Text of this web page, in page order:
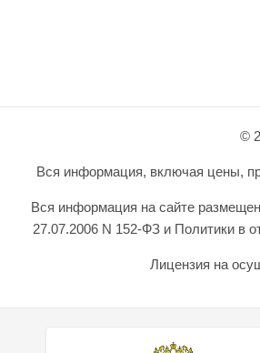
©
Вся информация, включая цены,
Вся информация на сайте
27.07.2006 N 152-ФЗ и Политики в
Лицензия на